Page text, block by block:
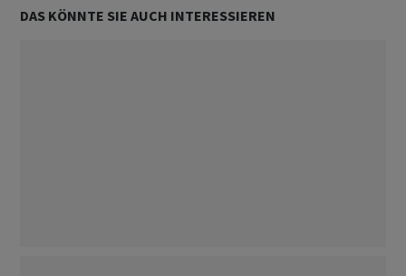
DAS KÖNNTE SIE AUCH INTERESSIEREN